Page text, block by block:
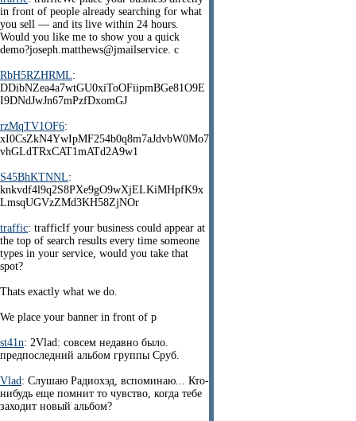
in front of people already searching for what
you sell — and its live within 24 hours.
Would you like me to show you a quick
demo?joseph.matthews@jmailservice. c
RbH5RZHRML:
DDibNZea4a7wtGU0xiToOFiipmBGe81O9E
I9DNdJwJn67mPzfDxomGJ
rzMqTV1OF6:
xI0CsZkN4YwIpMF254b0q8m7aJdvbW0Mo7
vhGLdTRxCAT1mATd2A9w1
S45BhKTNNL:
knkvdf4l9q2S8PXe9gO9wXjELKiMHpfK9x
LmsqUGVzZMd3KH58ZjNOr
traffic: trafficIf your business could appear at
the top of search results every time someone
types in your service, would you take that
spot?
Thats exactly what we do.
We place your banner in front of p
st41n: 2Vlad: совсем недавно было.
предпоследний альбом группы Сруб.
Vlad: Слушаю Радиохэд, вспоминаю... Кто-
нибудь еще помнит то чувство, когда тебе
заходит новый альбом?